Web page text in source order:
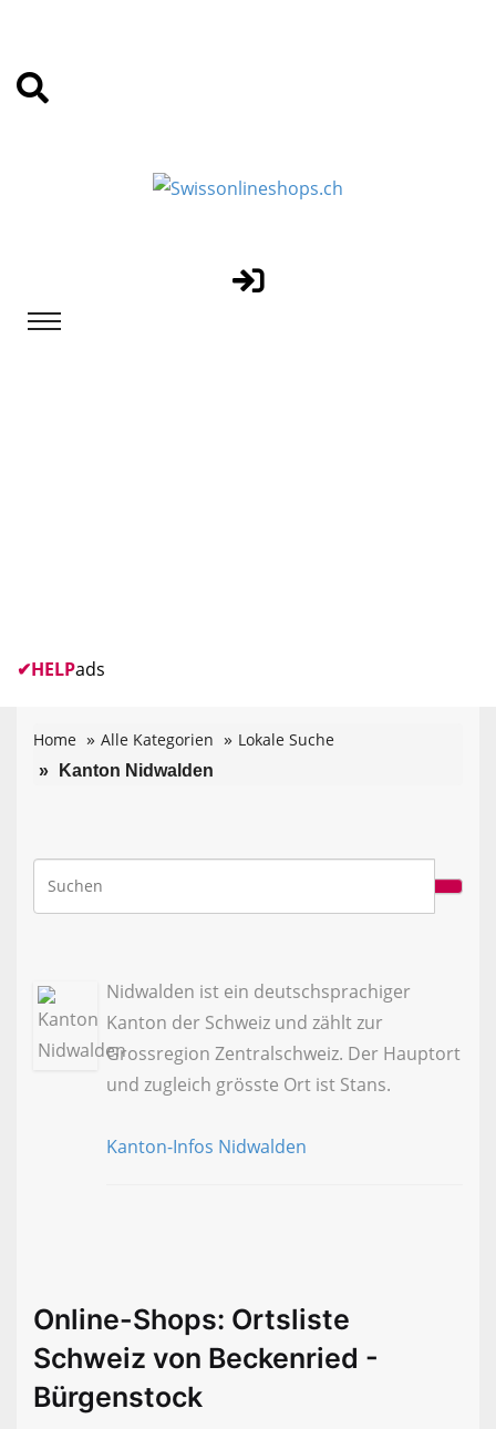
✔HELPads
Home Alle Kategorien Lokale Suche
Kanton Nidwalden
Nidwalden ist ein deutschsprachiger
Kanton der Schweiz und zählt zur
Grossregion Zentralschweiz. Der Hauptort
und zugleich grösste Ort ist Stans.
Kanton-Infos Nidwalden
Online-Shops: Ortsliste
Schweiz von Beckenried -
Bürgenstock